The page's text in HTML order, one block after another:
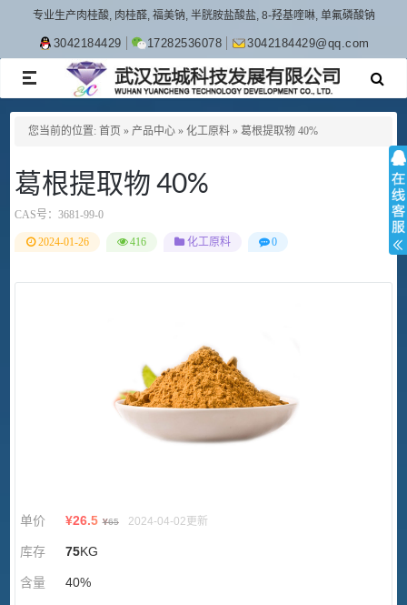
专业生产肉桂酸, 肉桂醛, 福美钠, 半胱胺盐酸盐, 8-羟基喹啉, 单氟磷酸钠
3042184429 17282536078 3042184429@qq.com
TOGGLE
NAVIGATION
您当前的位置: 首页 » 产品中心 » 化工原料 » 葛根提取物 40%
葛根提取物 40%
CAS号： 3681-99-0
2024-01-26 416 化工原料 0
单价 ¥26.5 ¥65 2024-04-02更新
库存 75KG
含量 40%